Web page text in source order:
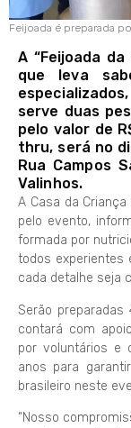
Feijoada é preparada
A “Feijoada
que leva
serve duas
pelo valor de
thru, será no
Rua Campos
Valinhos.
A Casa da
pelo evento,
formada por
todos experientes
cada detalhe seja
Serão
contará com
por voluntários e
anos para
brasileiro neste
“Nosso